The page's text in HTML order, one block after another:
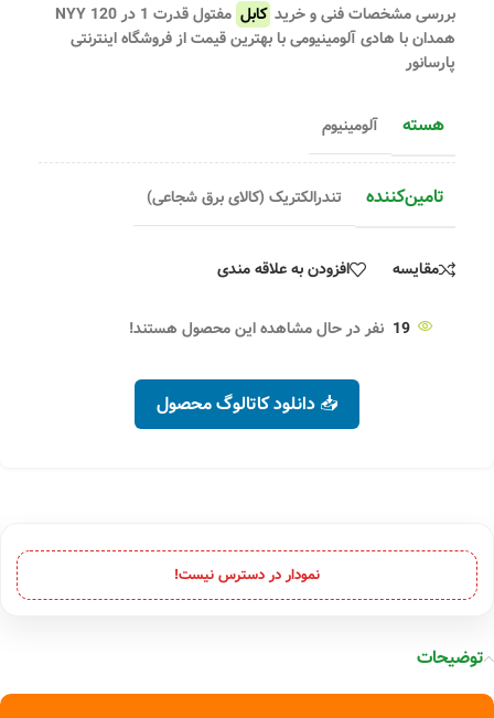
بررسی مشخصات فنی و خرید کابل
مفتول قدرت 1 در 120 NYY
همدان با هادی آلومینیومی با بهترین قیمت از فروشگاه اینترنتی
پارسانور
هسته آلومینیوم
تامین‌کننده تندرالکتریک (کالای برق شجاعی)
مقایسه افزودن به علاقه مندی
19 نفر در حال مشاهده این محصول هستند!
📥 دانلود کاتالوگ محصول
نمودار در دسترس نیست!
توضیحات